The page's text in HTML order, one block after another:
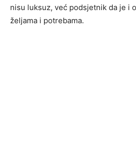
nisu luksuz, već podsjetnik da je i
željama i potrebama.